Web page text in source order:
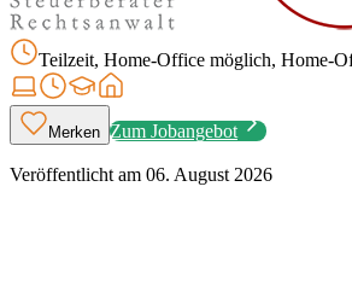
Teilzeit, Home-Office möglich, Home-
Merken Zum Jobangebot
Veröffentlicht am 06. August 2026